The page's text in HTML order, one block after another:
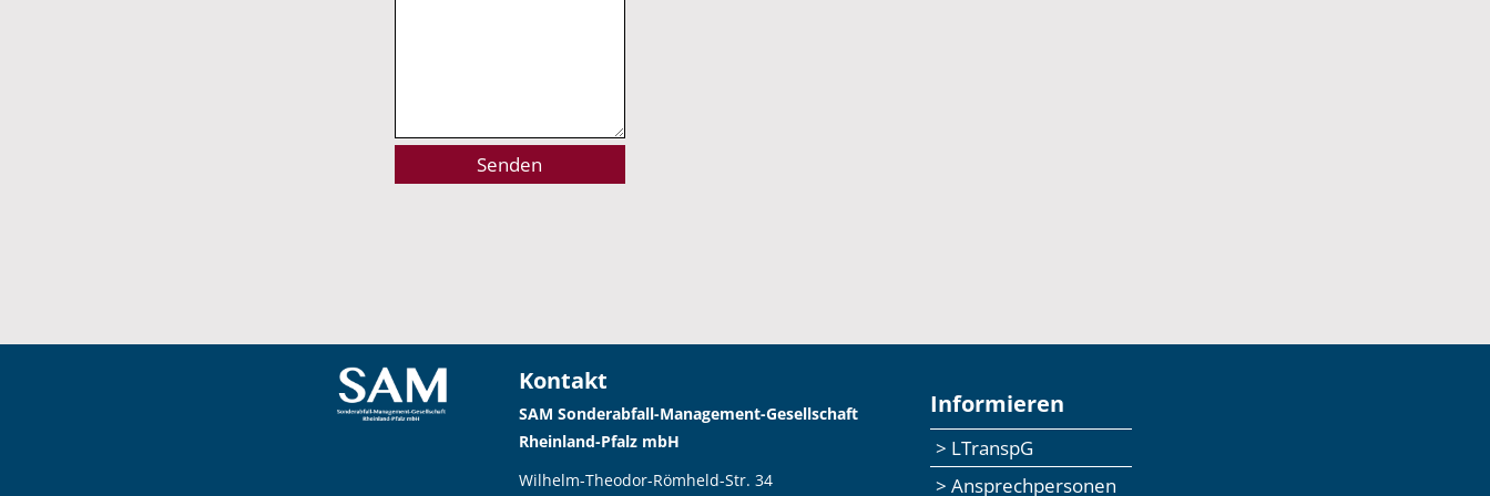
Kontakt
SAM Sonderabfall-Management-Gesellschaft
Rheinland-Pfalz mbH
Wilhelm-Theodor-Römheld-Str. 34
Informieren
> LTranspG
> Ansprechpersonen